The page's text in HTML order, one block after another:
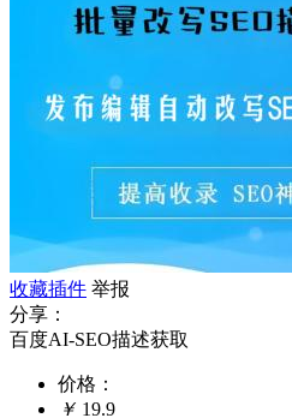
收藏插件 举报
分享：
百度AI-SEO描述获取
价格：
￥ 19.9